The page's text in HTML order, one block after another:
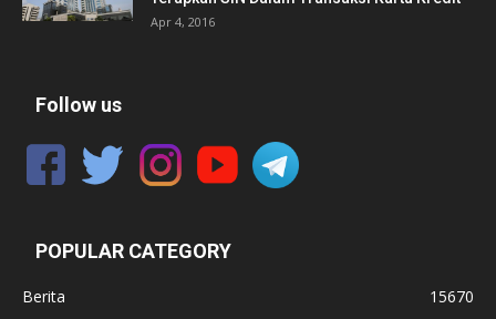
Apr 4, 2016
Follow us
POPULAR CATEGORY
Berita 15670